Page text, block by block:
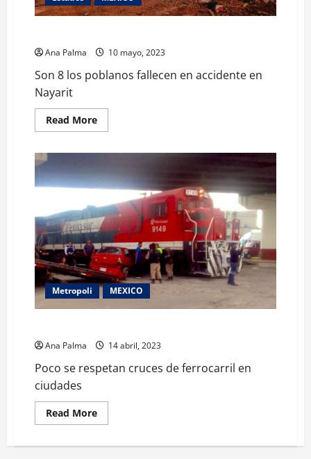
Ana Palma 10 mayo, 2023
Son 8 los poblanos fallecen en accidente en
Nayarit
Read MoreRead
more
poblanos
fallecen
accidente
en
Nayarit
Metropoli MEXICO
Ana Palma 14 abril, 2023
Poco se respetan cruces de ferrocarril en
ciudades
Read MoreRead
more
se